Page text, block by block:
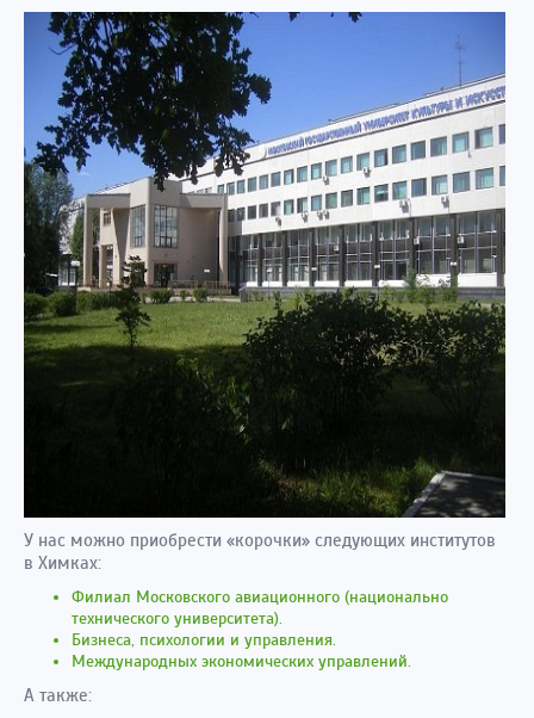
У нас можно приобрести «корочки» следующих институтов
в Химках:
Филиал Московского авиационного (национально
технического университета).
Бизнеса, психологии и управления.
Международных экономических управлений.
А также: